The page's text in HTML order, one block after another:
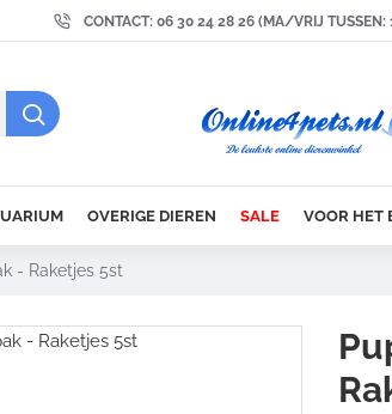
CONTACT: 06 30 24 28 26 (MA/VRIJ
OVERIGE DIEREN SALE VOOR HET
- Raketjes 5st